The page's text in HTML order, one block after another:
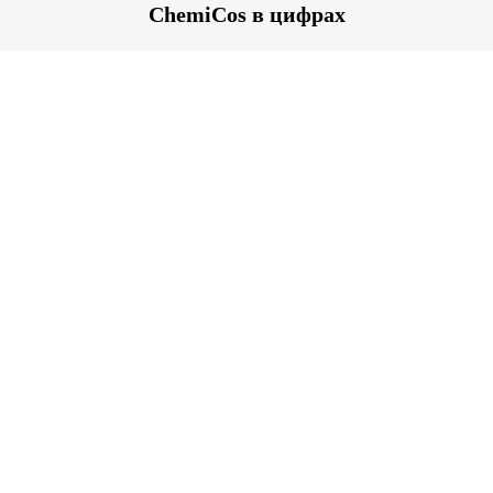
ChemiCos в цифрах